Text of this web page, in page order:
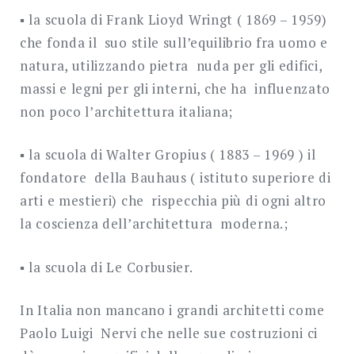
▪ la scuola di Frank Lioyd Wringt ( 1869 – 1959)
che fonda il suo stile sull’equilibrio fra uomo e
natura, utilizzando pietra nuda per gli edifici,
massi e legni per gli interni, che ha influenzato
non poco l’architettura italiana;
▪ la scuola di Walter Gropius ( 1883 – 1969 ) il
fondatore della Bauhaus ( istituto superiore di
arti e mestieri) che rispecchia più di ogni altro
la coscienza dell’architettura moderna.;
▪ la scuola di Le Corbusier.
In Italia non mancano i grandi architetti come
Paolo Luigi Nervi che nelle sue costruzioni ci